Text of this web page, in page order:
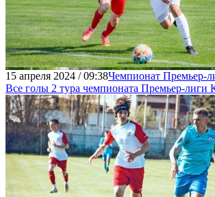
15 апреля 2024 / 09:38Чемпионат Премьер-
Все голы 2 тура чемпионата Премьер-лиги